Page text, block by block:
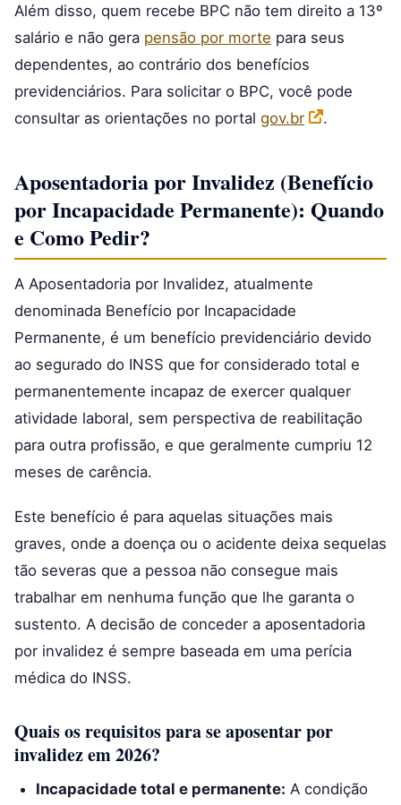
Além disso, quem recebe BPC não tem direito a 13º
salário e não gera pensão por morte para seus
dependentes, ao contrário dos benefícios
previdenciários. Para solicitar o BPC, você pode
consultar as orientações no portal gov.br .
Aposentadoria por Invalidez (Benefício
por Incapacidade Permanente): Quando
e Como Pedir?
A Aposentadoria por Invalidez, atualmente
denominada Benefício por Incapacidade
Permanente, é um benefício previdenciário devido
ao segurado do INSS que for considerado total e
permanentemente incapaz de exercer qualquer
atividade laboral, sem perspectiva de reabilitação
para outra profissão, e que geralmente cumpriu 12
meses de carência.
Este benefício é para aquelas situações mais
graves, onde a doença ou o acidente deixa sequelas
tão severas que a pessoa não consegue mais
trabalhar em nenhuma função que lhe garanta o
sustento. A decisão de conceder a aposentadoria
por invalidez é sempre baseada em uma perícia
médica do INSS.
Quais os requisitos para se aposentar por
invalidez em 2026?
Incapacidade total e permanente: A condição